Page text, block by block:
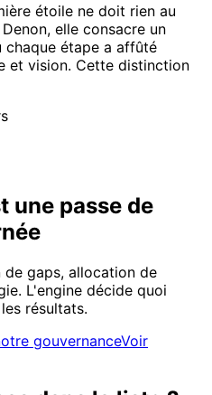
étoile ne doit rien au
elle consacre un
étape a affûté
et vision. Cette distinction
une passe de
gaps, allocation de
L'engine décide quoi
résultats.
gouvernanceVoir